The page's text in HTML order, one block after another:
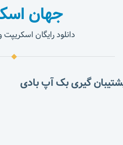
جهان
دانلود رایگان